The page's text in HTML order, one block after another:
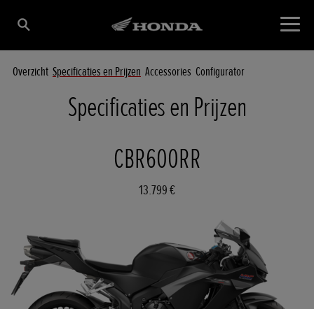
Overzicht Specificaties en Prijzen Accessories Configurator
Specificaties en Prijzen
CBR600RR
13.799 €